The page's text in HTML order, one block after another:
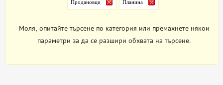
Продановци Планина
Моля, опитайте търсене по категория или премахнете някои
параметри за да се разшири обхвата на търсене.